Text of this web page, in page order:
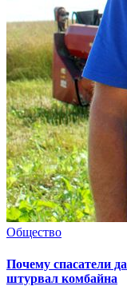
Общество
Почему спасатели
штурвал комбайна